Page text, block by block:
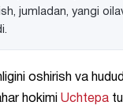
jumladan, yangi
oshirish va
hokimi Uchtepa